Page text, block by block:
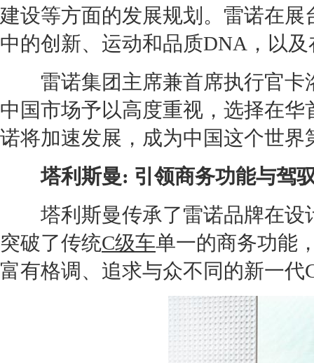
建设等方面的发展规划。 雷诺在展
中的创新、运动和品质DNA，以
雷诺集团主席兼首席执行官卡
中国市场予以高度重视，选择在华
诺将加速发展，成为中国这个世
塔利斯曼: 引领商务功能与驾
塔利斯曼传承了雷诺品牌在设
突破了传统C级车单一的商务功能
富有格调、追求与众不同的新一代